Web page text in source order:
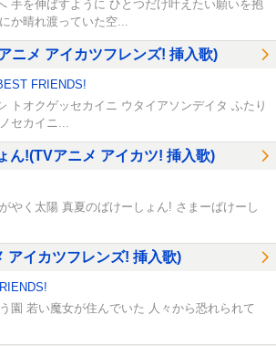
手を伸ばすように ひとつだけ叶えたい願いを抱
か晴れ渡っていた空...
ニメ アイカツフレンズ! 挿入歌)
FRIENDS!
トオクゲッセカイニ ウタイアソンデイタ ふたり
セカイニ...
ん!(TVアニメ アイカツ! 挿入歌)
やく太陽 真夏のばけーしょん! さまーばけーし
アイカツフレンズ! 挿入歌)
園 若い魔女が住んでいた 人々から恐れられて